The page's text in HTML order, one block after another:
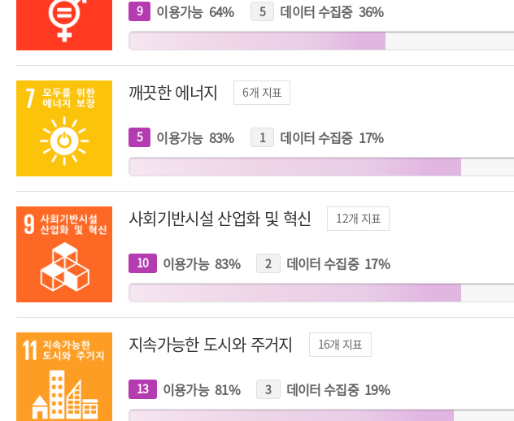
9개
지
표
이용가능 64% 5개
지
표
데이터 수집중 36%
깨끗한 에너지 6개 지표
5개
지
표
이용가능 83% 1개
지
표
데이터 수집중 17%
사회기반시설 산업화 및 혁신 12개 지표
10개
지
표
이용가능 83% 2개
지
표
데이터 수집중 17%
지속가능한 도시와 주거지 16개 지표
13개
지
표
이용가능 81% 3개
지
표
데이터 수집중 19%